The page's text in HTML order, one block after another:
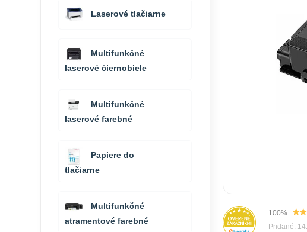
100%
Pridané:
Laserové tlačiarne
Multifunkčné
laserové čiernobiele
Multifunkčné
laserové farebné
Papiere do
tlačiarne
Multifunkčné
atramentové farebné